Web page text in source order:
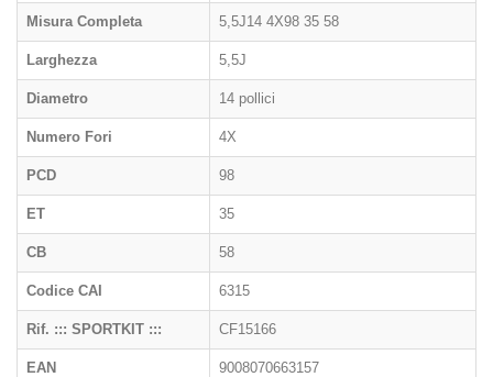
Misura Completa 5,5J14 4X98 35 58
Larghezza 5,5J
Diametro 14 pollici
Numero Fori 4X
PCD 98
ET 35
CB 58
Codice CAI 6315
Rif. ::: SPORTKIT ::: CF15166
EAN 9008070663157